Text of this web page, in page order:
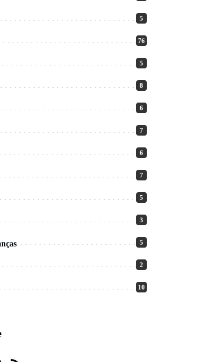
5
76
5
8
6
7
6
7
5
3
5
2
10